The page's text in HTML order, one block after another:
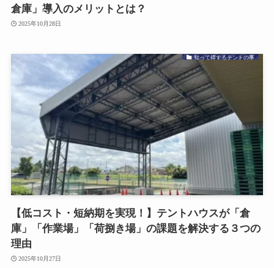
倉庫」導入のメリットとは？
2025年10月28日
知って得するテントの事
【低コスト・短納期を実現！】テントハウスが「倉
庫」「作業場」「荷捌き場」の課題を解決する３つの
理由
2025年10月27日